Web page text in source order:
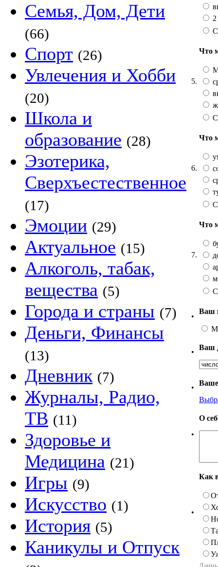
Семья, Дом, Дети
(66)
Спорт (26)
Увлечения и Хобби
(20)
Школа и
образование (28)
Эзотерика,
Сверхъестественное
(17)
Эмоции (29)
Актуальное (15)
Алкоголь, табак,
вещества (5)
Города и страны (7)
Деньги, Финансы
(13)
Дневник (7)
Журналы, Радио,
ТВ (11)
Здоровье и
Медицина (21)
Игры (9)
Искусство (1)
История (5)
Каникулы и Отпуск
5.
Что
6.
Что
7.
Что
•
Ваш
•
Ваш
•
Ваше
•
О
•
Как